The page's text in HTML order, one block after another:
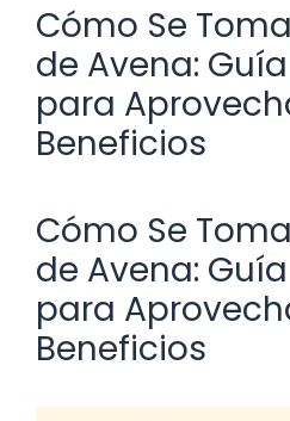
Cómo Se
de Avena:
para
Beneficios
Cómo Se
de Avena:
para
Beneficios